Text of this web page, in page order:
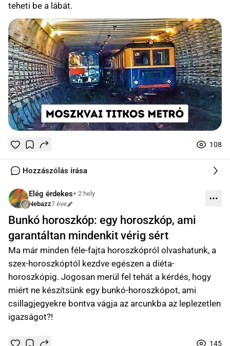
teheti be a lábát.
TetszikMentés
0
108
0 online
Hozzászólás írása
Elég érdekes+ 2 hely
Nebazz7 éve
Szerkesztve
Bunkó horoszkóp: egy horoszkóp, ami
garantáltan mindenkit vérig sért
Ma már minden féle-fajta horoszkópról olvashatunk, a
szex-horoszkóptól kezdve egészen a diéta-
horoszkópig. Jogosan merül fel tehát a kérdés, hogy
miért ne készítsünk egy bunkó-horoszkópot, ami
csillagjegyekre bontva vágja az arcunkba az leplezetlen
igazságot?!
145